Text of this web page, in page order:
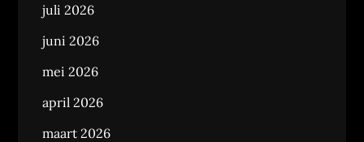
juli 2026
juni 2026
mei 2026
april 2026
maart 2026